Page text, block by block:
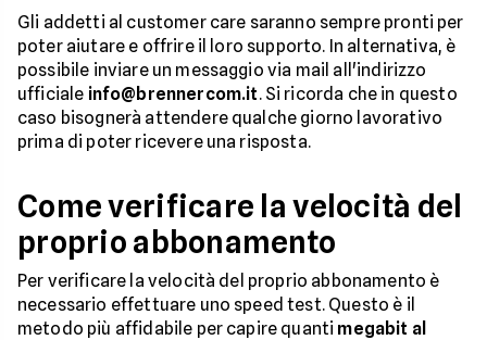
Gli addetti al customer care saranno sempre pronti per
poter aiutare e offrire il loro supporto. In alternativa, è
possibile inviare un messaggio via mail all'indirizzo
ufficiale info@brennercom.it. Si ricorda che in questo
caso bisognerà attendere qualche giorno lavorativo
prima di poter ricevere una risposta.
Come verificare la velocità del
proprio abbonamento
Per verificare la velocità del proprio abbonamento è
necessario effettuare uno speed test. Questo è il
metodo più affidabile per capire quanti megabit al